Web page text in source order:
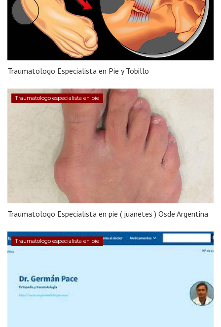
Traumatologo Especialista en Pie y Tobillo
Traumatologo especialista en pie
Traumatologo Especialista en pie ( juanetes ) Osde Argentina
Traumatologo especialista en pie